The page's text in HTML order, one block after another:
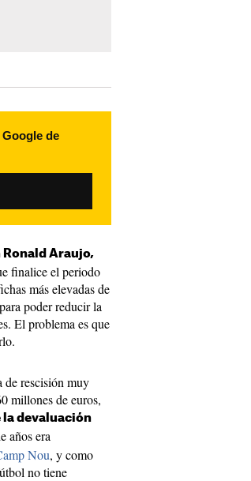
de
Ronald Araujo,
finalice el periodo
más elevadas de
poder reducir la
El problema es que
de rescisión muy
millones de euros,
la devaluación
años era
Nou, y como
no tiene